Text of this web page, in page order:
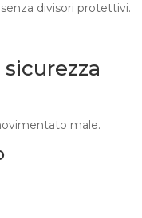
divisori protettivi.
male.